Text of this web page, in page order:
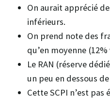
On aurait apprécié
inférieurs.
On prend note des
qu’en moyenne (12%
Le RAN (réserve
un peu en dessous
Cette SCPI n’est